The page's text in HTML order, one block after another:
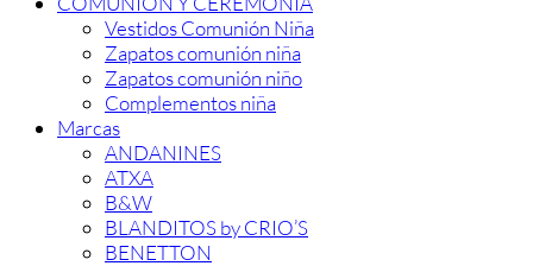
Vestidos Comunión Niña
Zapatos comunión niña
Zapatos comunión niño
Complementos niña
Marcas
ANDANINES
ATXA
B&W
BLANDITOS by CRIO’S
BENETTON